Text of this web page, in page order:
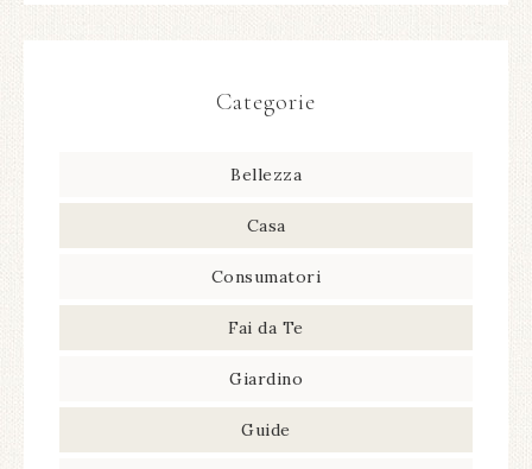
Categorie
Bellezza
Casa
Consumatori
Fai da Te
Giardino
Guide